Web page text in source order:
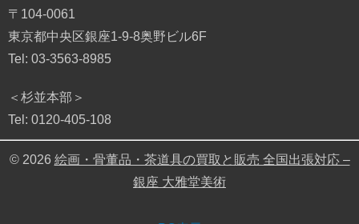
〒104-0061
東京都中央区銀座1-9-8奥野ビル6F
Tel: 03-3563-8985
＜杉並本部＞
Tel: 0120-405-108
© 2026 絵画・骨董品・茶道具の買取と販売 全国出張対応 –
銀座 大雅堂美術